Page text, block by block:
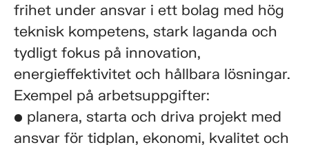
frihet under ansvar i ett bolag med hög
teknisk kompetens, stark laganda och
tydligt fokus på innovation,
energieffektivitet och hållbara lösningar.
Exempel på arbetsuppgifter:
• planera, starta och driva projekt med
ansvar för tidplan, ekonomi, kvalitet och